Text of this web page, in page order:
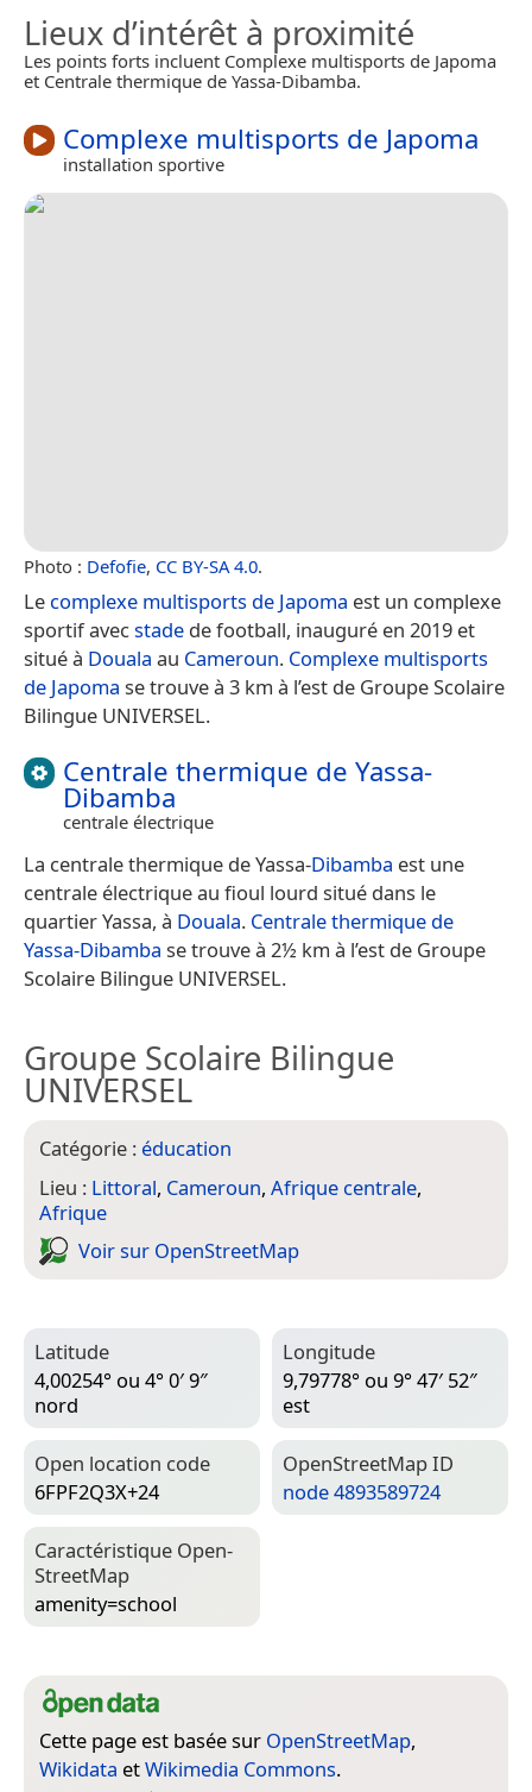
Lieux d’intérêt à proximité
Les points forts incluent Complexe multisports de Japoma
et Centrale thermique de Yassa-Dibamba.
Complexe multisports de Japoma
installation sportive
Photo : Defofie, CC BY-SA 4.0.
Le complexe multisports de Japoma est un complexe
sportif avecstade de football, inauguré en 2019 et
situé à Douala au Cameroun. Complexe multisports
de Japoma se trouve à 3 km à l’est de Groupe Scolaire
Bilingue UNIVERSEL.
Centrale thermique de Yassa-
Dibamba
centrale électrique
La centrale thermique de Yassa-Dibamba est une
centrale électrique au fioul lourd situé dans le
quartier Yassa, à Douala. Centrale thermique de
Yassa-Dibamba se trouve à 2½ km à l’est de Groupe
Scolaire Bilingue UNIVERSEL.
Groupe Scolaire Bilingue
UNIVERSEL
Catégorie : éducation
Lieu : Littoral, Cameroun, Afrique centrale,
Afrique
Voir sur Open­Street­Map
Latitude
4,00254° ou 4° 0′ 9″
nord
Longitude
9,79778° ou 9° 47′ 52″
est
Open location code
6FPF2Q3X+24
Open­Street­Map ID
node 4893589724
Caractéristique Open­
Street­Map
amenity=­school
Cette page est basée sur OpenStreetMap,
Wikidata etWikimedia Commons.